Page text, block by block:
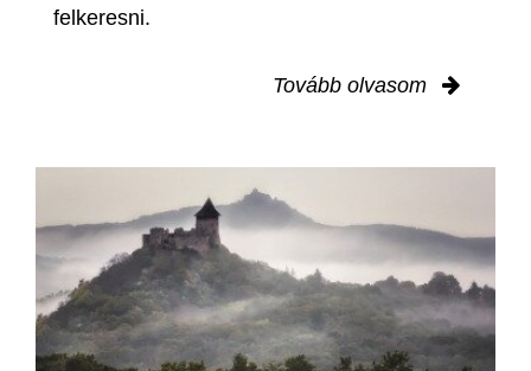
felkeresni.
Tovább olvasom